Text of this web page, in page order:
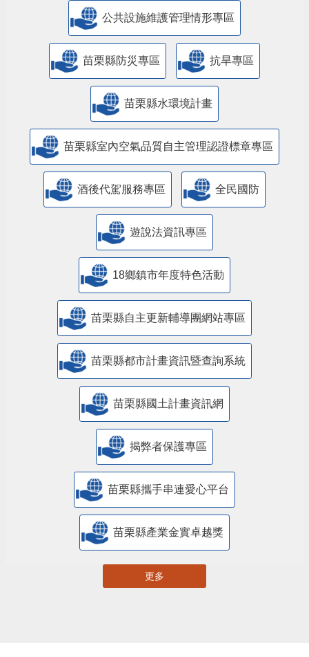
​公共設施維護管理情形專區
苗栗縣防災專區 抗旱專區
苗栗縣水環境計畫
苗栗縣室內空氣品質自主管理認證標章專區
酒後代駕服務專區 全民國防
遊說法資訊專區
18鄉鎮市年度特色活動
苗栗縣自主更新輔導團網站專區
苗栗縣都市計畫資訊暨查詢系統
苗栗縣國土計畫資訊網
揭弊者保護專區
苗栗縣攜手串連愛心平台
苗栗縣產業金實卓越獎
更多